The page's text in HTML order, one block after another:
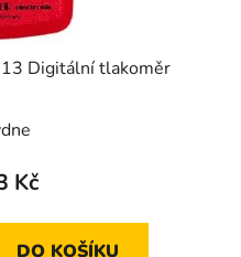
Digitální tlakoměr
Kč
DO KOŠÍKU